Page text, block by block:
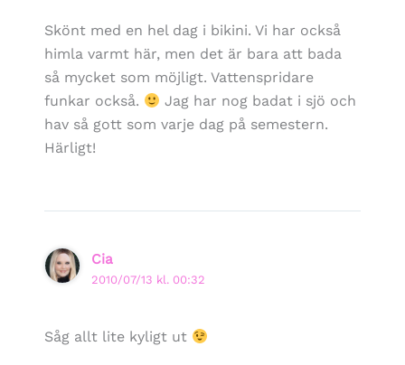
Skönt med en hel dag i bikini. Vi har också
himla varmt här, men det är bara att bada
så mycket som möjligt. Vattenspridare
funkar också.
Jag har nog badat i sjö och
hav så gott som varje dag på semestern.
Härligt!
Cia
2010/07/13 kl. 00:32
Såg allt lite kyligt ut